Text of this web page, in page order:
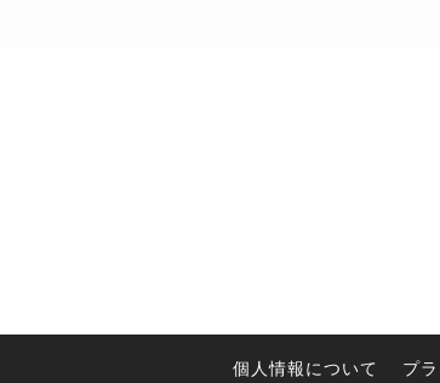
個人情報について プ